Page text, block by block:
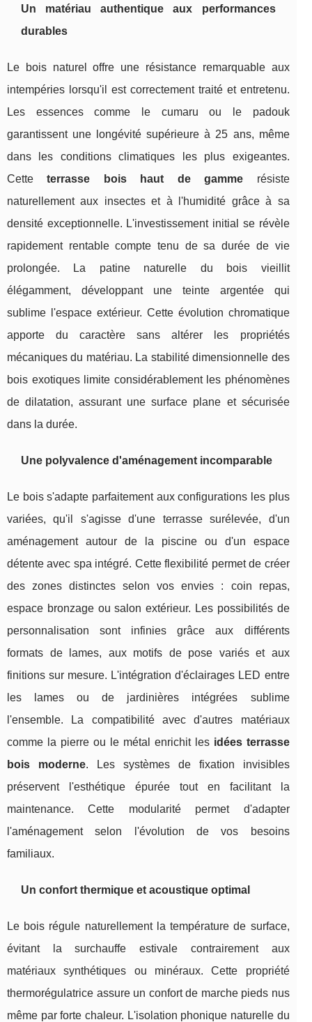
Un matériau authentique aux performances
durables
Le bois naturel offre une résistance remarquable aux
intempéries lorsqu'il est correctement traité et entretenu.
Les essences comme le cumaru ou le padouk
garantissent une longévité supérieure à 25 ans, même
dans les conditions climatiques les plus exigeantes.
Cetteterrasse bois haut de gamme résiste
naturellement aux insectes et à l'humidité grâce à sa
densité exceptionnelle. L'investissement initial se révèle
rapidement rentable compte tenu de sa durée de vie
prolongée. La patine naturelle du bois vieillit
élégamment, développant une teinte argentée qui
sublime l'espace extérieur. Cette évolution chromatique
apporte du caractère sans altérer les propriétés
mécaniques du matériau. La stabilité dimensionnelle des
bois exotiques limite considérablement les phénomènes
de dilatation, assurant une surface plane et sécurisée
dans la durée.
Une polyvalence d'aménagement incomparable
Le bois s'adapte parfaitement aux configurations les plus
variées, qu'il s'agisse d'une terrasse surélevée, d'un
aménagement autour de la piscine ou d'un espace
détente avec spa intégré. Cette flexibilité permet de créer
des zones distinctes selon vos envies : coin repas,
espace bronzage ou salon extérieur. Les possibilités de
personnalisation sont infinies grâce aux différents
formats de lames, aux motifs de pose variés et aux
finitions sur mesure. L'intégration d'éclairages LED entre
les lames ou de jardinières intégrées sublime
l'ensemble. La compatibilité avec d'autres matériaux
comme la pierre ou le métal enrichit les idées terrasse
bois moderne. Les systèmes de fixation invisibles
préservent l'esthétique épurée tout en facilitant la
maintenance. Cette modularité permet d'adapter
l'aménagement selon l'évolution de vos besoins
familiaux.
Un confort thermique et acoustique optimal
Le bois régule naturellement la température de surface,
évitant la surchauffe estivale contrairement aux
matériaux synthétiques ou minéraux. Cette propriété
thermorégulatrice assure un confort de marche pieds nus
même par forte chaleur. L'isolation phonique naturelle du